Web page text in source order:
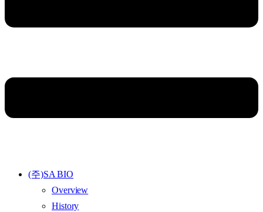
(주)SA BIO
Overview
History